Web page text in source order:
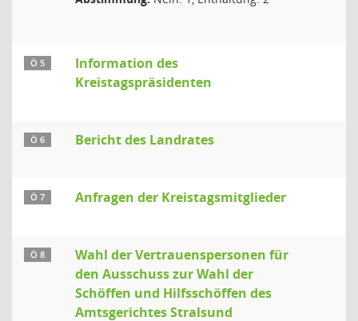
Ö 5
Information des
Kreistagspräsidenten
Ö 6 Bericht des Landrates
Ö 7 Anfragen der Kreistagsmitglieder
Ö 8
Wahl der Vertrauenspersonen für
den Ausschuss zur Wahl der
Schöffen und Hilfsschöffen des
Amtsgerichtes Stralsund